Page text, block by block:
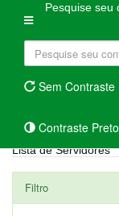
Pesquise seu
Sem Contraste
Contraste Preto
Lista de Servidores
Filtro